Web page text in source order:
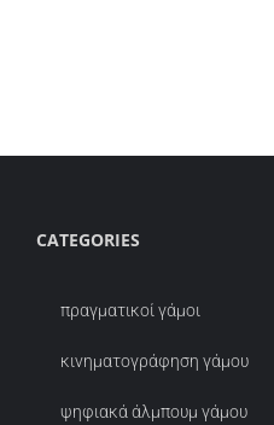
CATEGORIES
πραγματικοί γάμοι
κινηματογράφηση γάμου
ψηφιακά άλμπουμ γάμου